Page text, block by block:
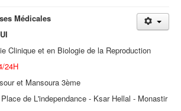
Médicales
Clinique et en Biologie de la Reproduction
24H
et Mansoura 3ème
de L'independance - Ksar Hellal - Monastir